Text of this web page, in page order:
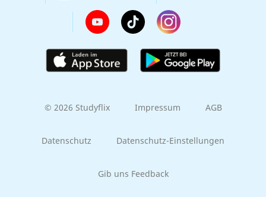
© 2026 Studyflix Impressum AGB
Datenschutz Datenschutz-Einstellungen
Gib uns Feedback